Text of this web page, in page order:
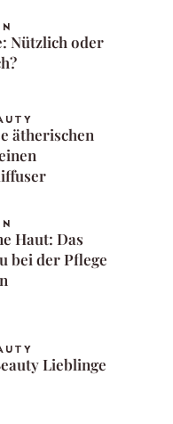
Nützlich oder
ätherischen
Haut: Das
bei der Pflege
Lieblinge